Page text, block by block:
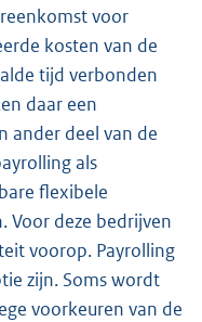
voor
kosten van de
tijd verbonden
daar een
ander deel van de
als
flexibele
Voor deze bedrijven
voorop. Payrolling
zijn. Soms wordt
voorkeuren van de